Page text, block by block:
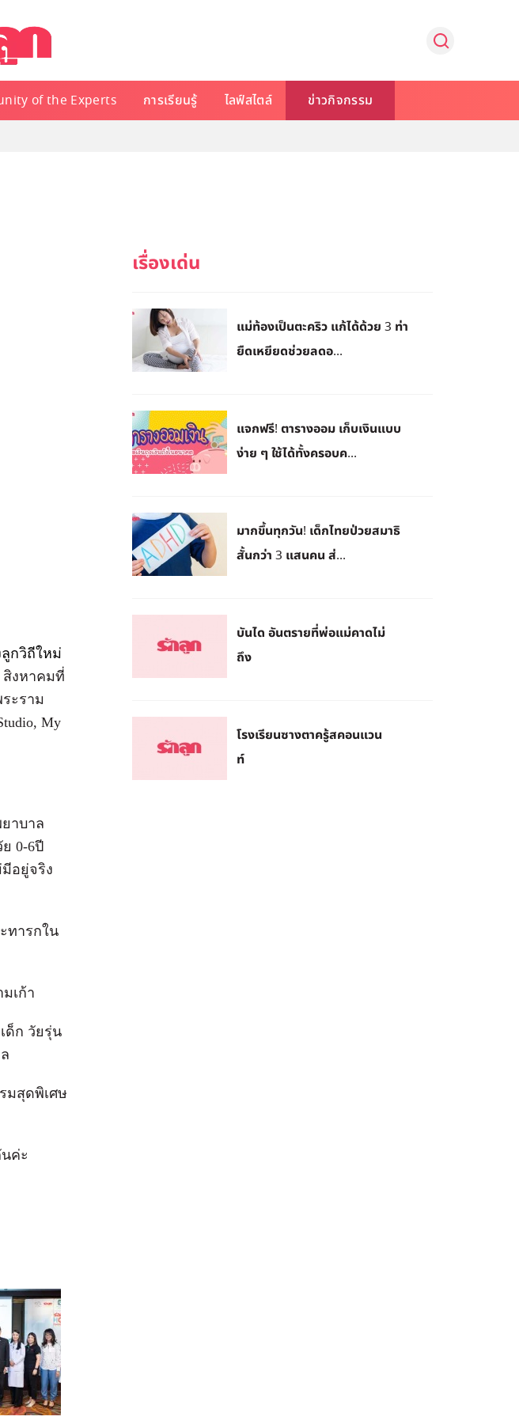
of the Experts การเรียนรู้ ไลฟ์สไตล์ ข่าวกิจกรรม
ลูกวิถีใหม่
สิงหาคมที่
ะราม
My
าบาล
0-6ปี
อยู่จริง
ทารกใน
เก้า
ด็ก วัยรุ่น
มสุดพิเศษ
ค่ะ
แม่ท้องเป็นตะคริว แก้ได้ด้วย 3 ท่า
ยืดเหยียดช่วยลดอ...
แจกฟรี! ตารางออม เก็บเงินแบบ
ง่าย ๆ ใช้ได้ทั้งครอบค...
มากขึ้นทุกวัน! เด็กไทยป่วยสมาธิ
สั้นกว่า 3 แสนคน ส่...
บันได อันตรายที่พ่อแม่คาดไม่
ถึง
โรงเรียนซางตาครู้สคอนแวน
ท์